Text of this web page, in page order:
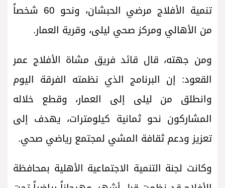
تنمية الأفلاج مرضي الحبشان، ونحو 60 شخصاً
من الأهالي ومركز صحي ليلى، وقرية العمار.
ومن جهته، قال قائد فريق مشاة الأفلاج عمر
القعود: إن البرنامج الذي نظمته الفرقة اليوم
وانطلق من ليلى إلى العمار، وقطع خلاله
المشاركون نحو ثمانية كيلومترات، يهدف إلى
تعزيز ودعم ثقافة المشي لمجتمع رياضي صحي.
وكانت لجنة التنمية الاجتماعية الأهلية بمحافظة